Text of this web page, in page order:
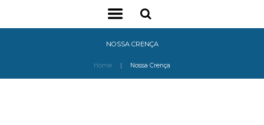
NOSSA CRENÇA
Home Nossa Crença